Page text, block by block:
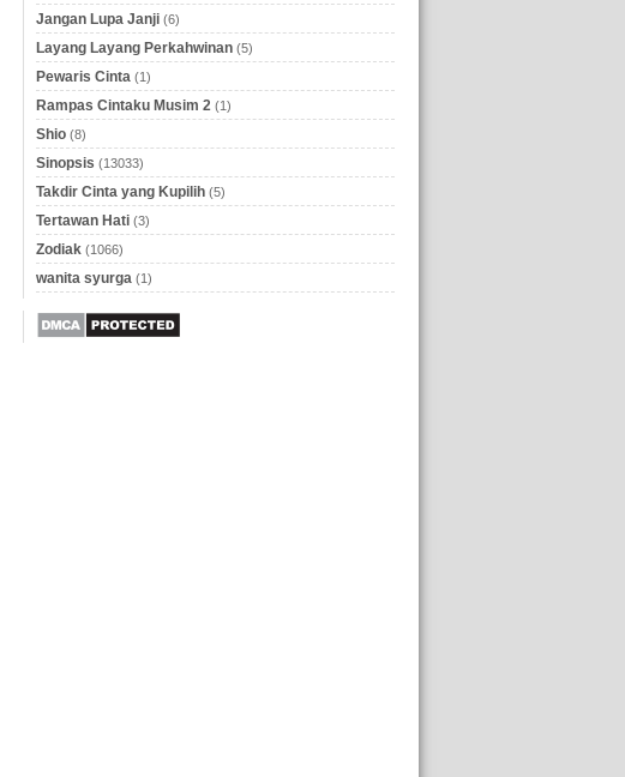
Jangan Lupa Janji (6)
Layang Layang Perkahwinan (5)
Pewaris Cinta (1)
Rampas Cintaku Musim 2 (1)
Shio (8)
Sinopsis (13033)
Takdir Cinta yang Kupilih (5)
Tertawan Hati (3)
Zodiak (1066)
wanita syurga (1)